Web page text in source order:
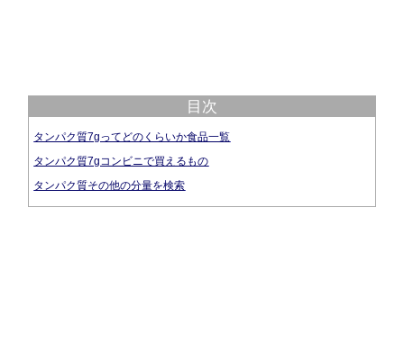
目次
タンパク質7gってどのくらいか食品一覧
タンパク質7gコンビニで買えるもの
タンパク質その他の分量を検索